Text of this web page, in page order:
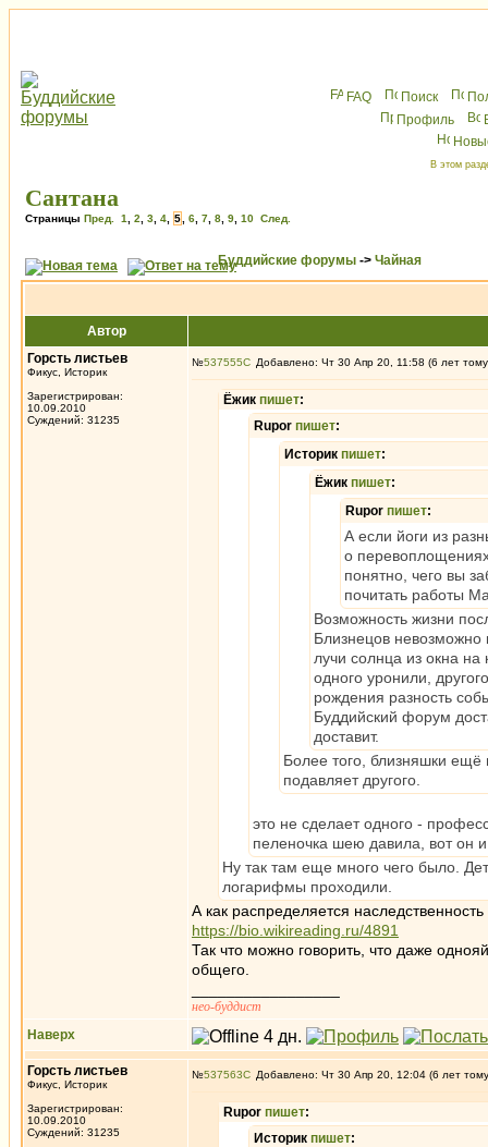
FAQ Поиск
Профиль
В этом
Сантана
Страницы Пред. 1 2 3 4 5 6 7 8 9 10 След.
Буддийские форумы -> Чайная
Автор
Горсть листьев
Фикус, Историк
Зарегистрирован:
10.09.2010
Суждений: 31235
№537555 Добавлено: Чт 30 Апр 20, 11:58 (6 лет
Ёжик пишет:
Rupor пишет:
Историк пишет:
Ёжик пишет:
Rupor пишет:
А если йоги из
о
понятно, чего вы
почитать работы
Возможность жизни
Близнецов невозможно
лучи солнца из окна на
одного уронили,
рождения разность
Буддийский форум
доставит.
Более того, близняшки
подавляет другого.
это не сделает одного -
пеленочка шею давила, вот он
Ну так там еще много чего было.
логарифмы проходили.
А как распределяется
https://bio.wikireading.ru/4891
Так что можно говорить, что даже
общего.
нео-буддист
Наверх
Горсть листьев
Фикус, Историк
Зарегистрирован:
10.09.2010
Суждений: 31235
№537563 Добавлено: Чт 30 Апр 20, 12:04 (6 лет
Rupor пишет:
Историк пишет: